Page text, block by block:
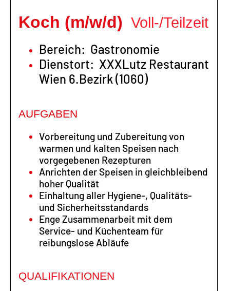
Koch (m/w/d) Voll-/Teilzeit
Bereich: Gastronomie
Dienstort: XXXLutz Restaurant
Wien 6.Bezirk (1060)
AUFGABEN
Vorbereitung und Zubereitung von
warmen und kalten Speisen nach
vorgegebenen Rezepturen
Anrichten der Speisen in gleichbleibend
hoher Qualität
Einhaltung aller Hygiene-, Qualitäts-
und Sicherheitsstandards
Enge Zusammenarbeit mit dem
Service- und Küchenteam für
reibungslose Abläufe
QUALIFIKATIONEN